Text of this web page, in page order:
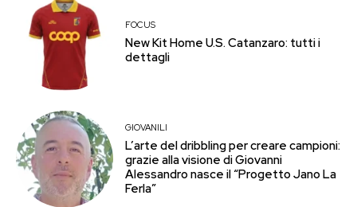
FOCUS
New Kit Home U.S. Catanzaro: tutti i
dettagli
GIOVANILI
L’arte del dribbling per creare campioni:
grazie alla visione di Giovanni
Alessandro nasce il “Progetto Jano La
Ferla”